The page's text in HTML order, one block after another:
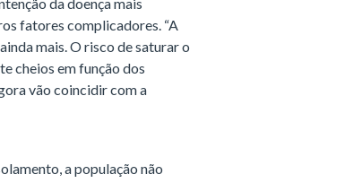
fatores complicadores. “A
mais. O risco de saturar o
cheios em função dos
vão coincidir com a
a população não